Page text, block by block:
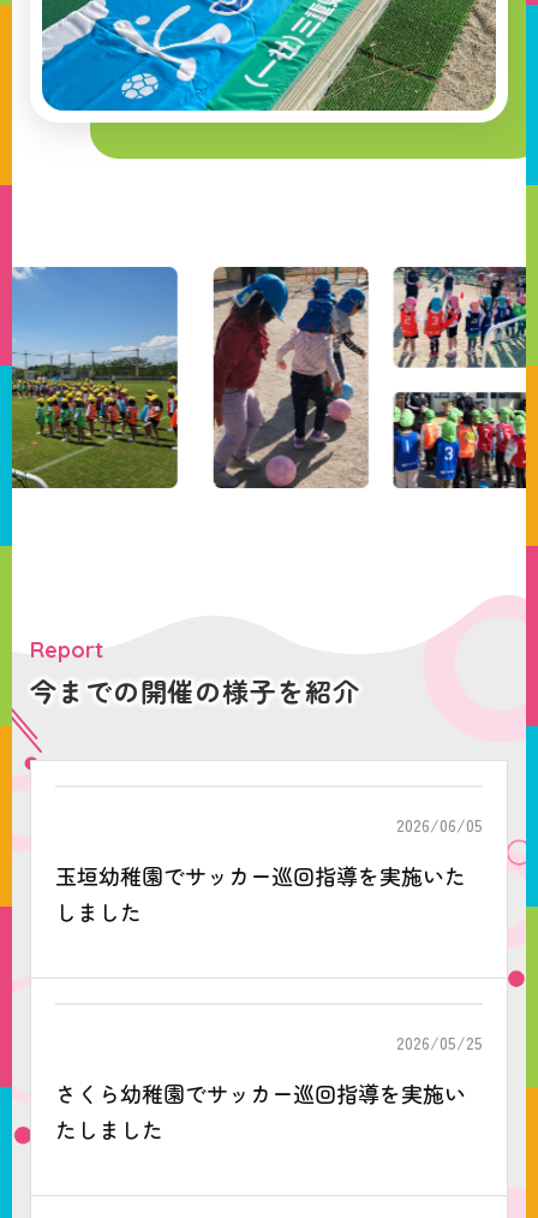
Report
今までの開催の様子を紹介
2026/06/05
玉垣幼稚園でサッカー巡回指導を実施いた
しました
2026/05/25
さくら幼稚園でサッカー巡回指導を実施い
たしました